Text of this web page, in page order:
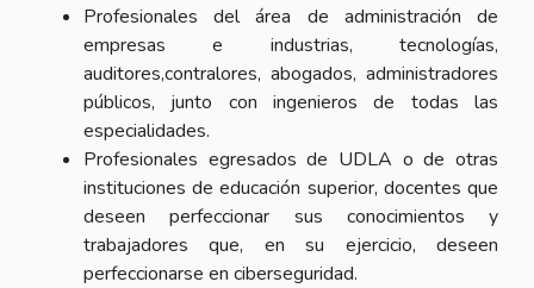
Profesionales del área de administración de
empresas e industrias, tecnologías,
auditores,contralores, abogados, administradores
públicos, junto con ingenieros de todas las
especialidades.
Profesionales egresados de UDLA o de otras
instituciones de educación superior, docentes que
deseen perfeccionar sus conocimientos y
trabajadores que, en su ejercicio, deseen
perfeccionarse en ciberseguridad.